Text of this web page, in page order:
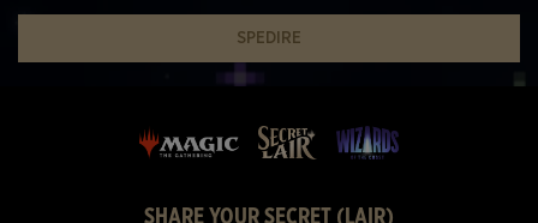
SPEDIRE
SHARE YOUR SECRET (LAIR)